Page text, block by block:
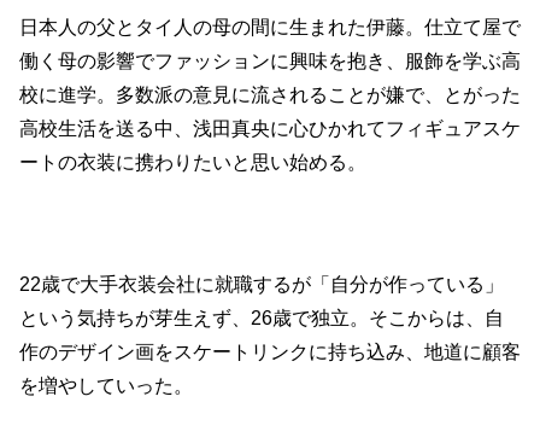
日本人の父とタイ人の母の間に生まれた伊藤。仕立て屋で
働く母の影響でファッションに興味を抱き、服飾を学ぶ高
校に進学。多数派の意見に流されることが嫌で、とがった
高校生活を送る中、浅田真央に心ひかれてフィギュアスケ
ートの衣装に携わりたいと思い始める。
22歳で大手衣装会社に就職するが「自分が作っている」
という気持ちが芽生えず、26歳で独立。そこからは、自
作のデザイン画をスケートリンクに持ち込み、地道に顧客
を増やしていった。